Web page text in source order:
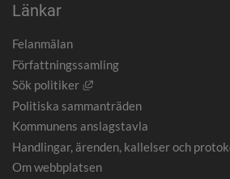
Länkar
Felanmälan
Författningssamling
Sök politiker
Länk till annan
Politiska sammanträden
Kommunens anslagstavla
Handlingar, ärenden, kallelser och
Om webbplatsen